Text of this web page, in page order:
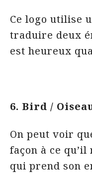
Ce logo utilise
traduire deux
est heureux
6. Bird /
On peut voir
façon à ce
qui prend son